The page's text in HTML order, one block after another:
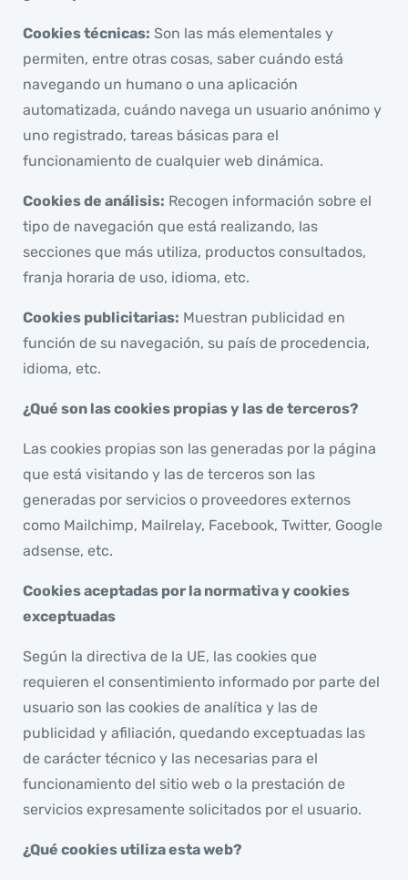
Cookies técnicas: Son las más elementales y
permiten, entre otras cosas, saber cuándo está
navegando un humano o una aplicación
automatizada, cuándo navega un usuario anónimo y
uno registrado, tareas básicas para el
funcionamiento de cualquier web dinámica.
Cookies de análisis: Recogen información sobre el
tipo de navegación que está realizando, las
secciones que más utiliza, productos consultados,
franja horaria de uso, idioma, etc.
Cookies publicitarias: Muestran publicidad en
función de su navegación, su país de procedencia,
idioma, etc.
¿Qué son las cookies propias y las de terceros?
Las cookies propias son las generadas por la página
que está visitando y las de terceros son las
generadas por servicios o proveedores externos
como Mailchimp, Mailrelay, Facebook, Twitter, Google
adsense, etc.
Cookies aceptadas por la normativa y cookies
exceptuadas
Según la directiva de la UE, las cookies que
requieren el consentimiento informado por parte del
usuario son las cookies de analítica y las de
publicidad y afiliación, quedando exceptuadas las
de carácter técnico y las necesarias para el
funcionamiento del sitio web o la prestación de
servicios expresamente solicitados por el usuario.
¿Qué cookies utiliza esta web?